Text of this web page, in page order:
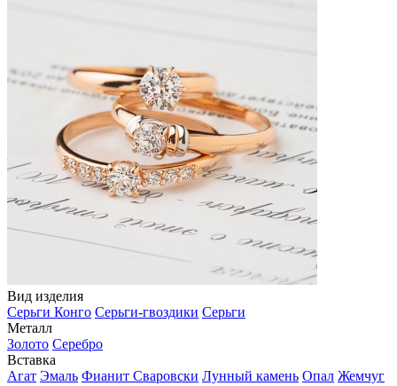
Вид изделия
Серьги Конго Серьги-гвоздики Серьги
Металл
Золото Серебро
Вставка
Агат Эмаль Фианит Сваровски Лунный камень Опал Жемчуг